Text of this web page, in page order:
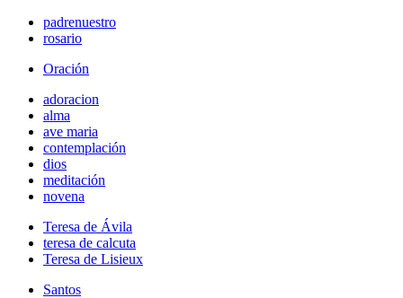
padrenuestro
rosario
Oración
adoracion
alma
ave maria
contemplación
dios
meditación
novena
Teresa de Ávila
teresa de calcuta
Teresa de Lisieux
Santos